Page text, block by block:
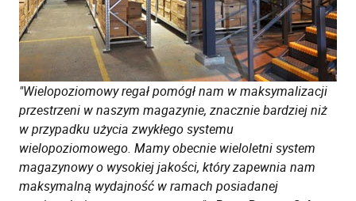
"Wielopoziomowy regał pomógł nam w maksymalizacji
przestrzeni w naszym magazynie, znacznie bardziej niż
w przypadku użycia zwykłego systemu
wielopoziomowego. Mamy obecnie wieloletni system
magazynowy o wysokiej jakości, który zapewnia nam
maksymalną wydajność w ramach posiadanej